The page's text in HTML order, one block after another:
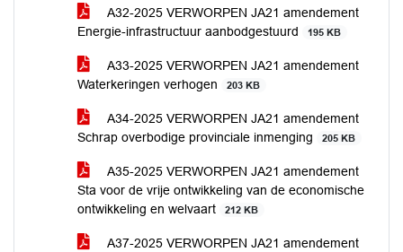
A32-2025 VERWORPEN JA21 amendement
Energie-infrastructuur aanbodgestuurd
195 KB
A33-2025 VERWORPEN JA21 amendement
Waterkeringen verhogen
203 KB
A34-2025 VERWORPEN JA21 amendement
Schrap overbodige provinciale inmenging
205 KB
A35-2025 VERWORPEN JA21 amendement
Sta voor de vrije ontwikkeling van de economische
ontwikkeling en welvaart
212 KB
A37-2025 VERWORPEN JA21 amendement